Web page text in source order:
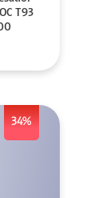
T93
34%